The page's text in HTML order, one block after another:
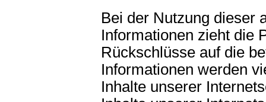
Bei der Nutzung dieser
Informationen zieht die
Rückschlüsse auf die
Informationen werden
Inhalte unserer